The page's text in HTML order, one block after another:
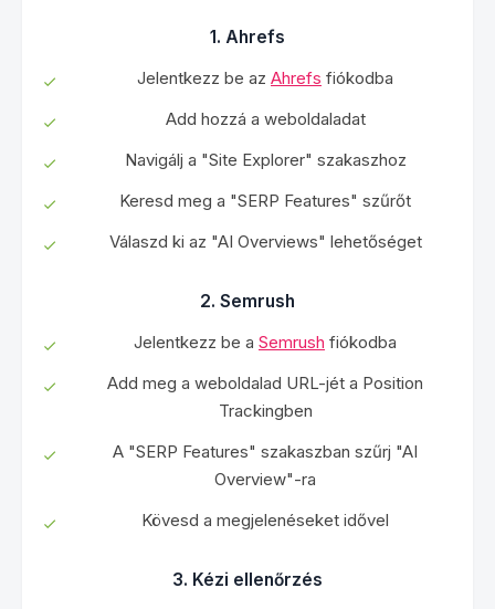
1. Ahrefs
Jelentkezz be az Ahrefs fiókodba
Add hozzá a weboldaladat
Navigálj a "Site Explorer" szakaszhoz
Keresd meg a "SERP Features" szűrőt
Válaszd ki az "AI Overviews" lehetőséget
2. Semrush
Jelentkezz be a Semrush fiókodba
Add meg a weboldalad URL-jét a Position
Trackingben
A "SERP Features" szakaszban szűrj "AI
Overview"-ra
Kövesd a megjelenéseket idővel
3. Kézi ellenőrzés